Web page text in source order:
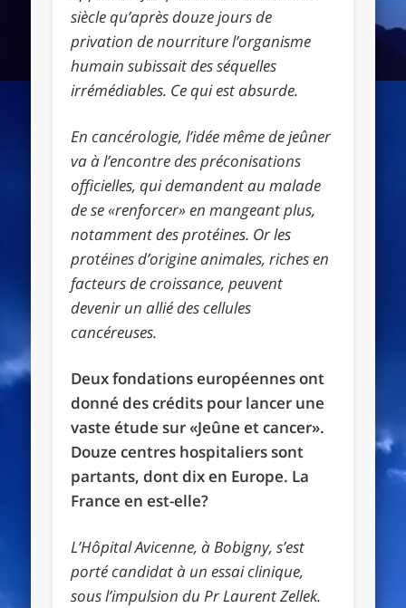
siècle qu’après douze jours de
privation de nourriture l’organisme
humain subissait des séquelles
irrémédiables. Ce qui est absurde.
En cancérologie, l’idée même de jeûner
va à l’encontre des préconisations
officielles, qui demandent au malade
de se «renforcer» en mangeant plus,
notamment des protéines. Or les
protéines d’origine animales, riches en
facteurs de croissance, peuvent
devenir un allié des cellules
cancéreuses.
Deux fondations européennes ont
donné des crédits pour lancer une
vaste étude sur «Jeûne et cancer».
Douze centres hospitaliers sont
partants, dont dix en Europe. La
France en est-elle?
L’Hôpital Avicenne, à Bobigny, s’est
porté candidat à un essai clinique,
sous l’impulsion du Pr Laurent Zellek.